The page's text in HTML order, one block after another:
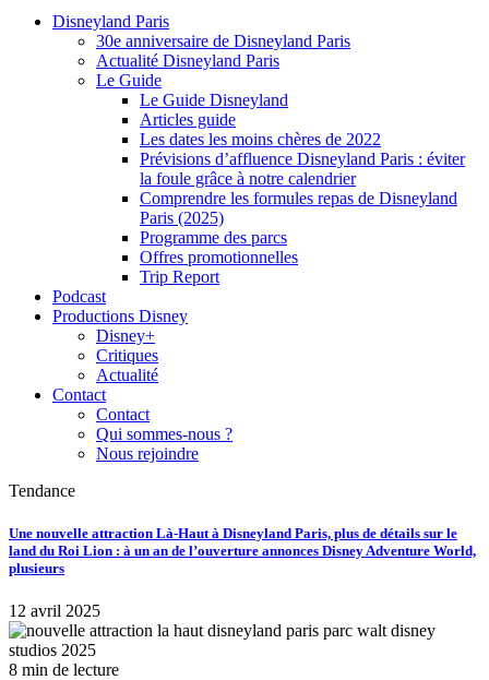
Disneyland Paris
30e anniversaire de Disneyland Paris
Actualité Disneyland Paris
Le Guide
Le Guide Disneyland
Articles guide
Les dates les moins chères de 2022
Prévisions d’affluence Disneyland Paris : éviter
la foule grâce à notre calendrier
Comprendre les formules repas de Disneyland
Paris (2025)
Programme des parcs
Offres promotionnelles
Trip Report
Podcast
Productions Disney
Disney+
Critiques
Actualité
Contact
Contact
Qui sommes-nous ?
Nous rejoindre
Tendance
Une nouvelle attraction Là-Haut à Disneyland Paris, plus de détails sur le
land du Roi Lion : à un an de l’ouverture annonces Disney Adventure World,
plusieurs
12 avril 2025
8 min de lecture